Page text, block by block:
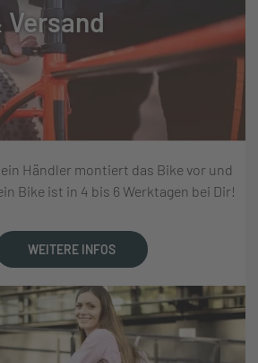
Versand
Händler montiert das Bike vor und
Bike ist in 4 bis 6 Werktagen bei Dir!
WEITERE INFOS